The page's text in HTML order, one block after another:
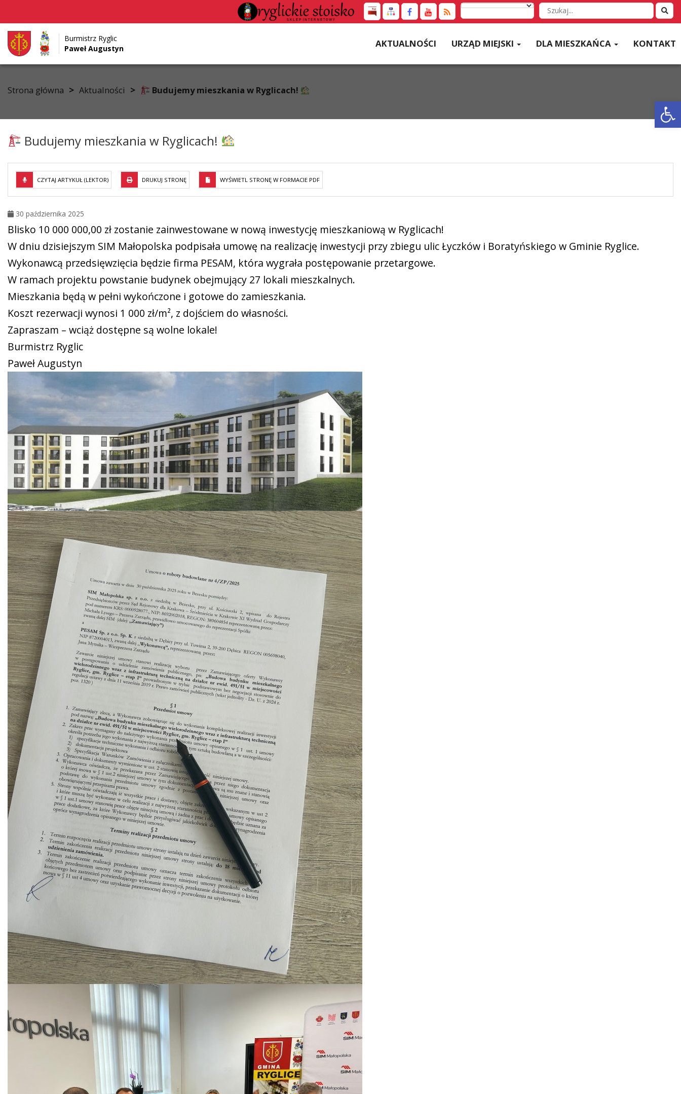
Przejdź do menu
Przejdź do głównej treści strony
Przejdź do stopki strony
Wyszukaj
w
Burmistrz Ryglic
Paweł Augustyn
AKTUALNOŚCI URZĄD MIEJSKI DLA MIESZKAŃCA KONTAKT
Strona główna > Aktualności > Budujemy mieszkania w Ryglicach!
Budujemy mieszkania w Ryglicach!
CZYTAJ ARTYKUŁ (LEKTOR) DRUKUJ STRONĘ WYŚWIETL STRONĘ W FORMACIE PDF
30 października 2025
Blisko 10 000 000,00 zł zostanie zainwestowane w nową inwestycję mieszkaniową w Ryglicach!
W dniu dzisiejszym SIM Małopolska podpisała umowę na realizację inwestycji przy zbiegu ulic Łyczków i Boratyńskiego w Gminie Ryglice.
Wykonawcą przedsięwzięcia będzie firma PESAM, która wygrała postępowanie przetargowe.
W ramach projektu powstanie budynek obejmujący 27 lokali mieszkalnych.
Mieszkania będą w pełni wykończone i gotowe do zamieszkania.
Koszt rezerwacji wynosi 1 000 zł/m², z dojściem do własności.
Zapraszam – wciąż dostępne są wolne lokale!
Burmistrz Ryglic
Paweł Augustyn